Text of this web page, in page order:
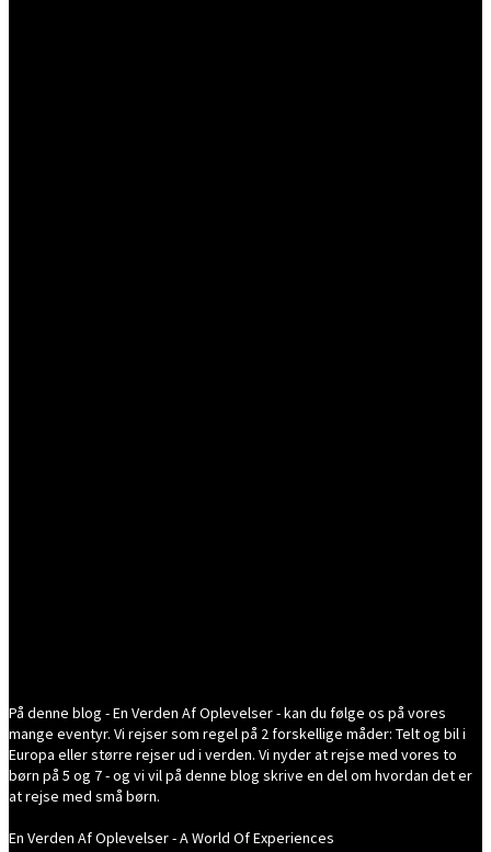
På denne blog - En Verden Af Oplevelser - kan du følge os på vores
mange eventyr. Vi rejser som regel på 2 forskellige måder: Telt og bil i
Europa eller større rejser ud i verden. Vi nyder at rejse med vores to
børn på 5 og 7 - og vi vil på denne blog skrive en del om hvordan det er
at rejse med små børn.
En Verden Af Oplevelser - A World Of Experiences